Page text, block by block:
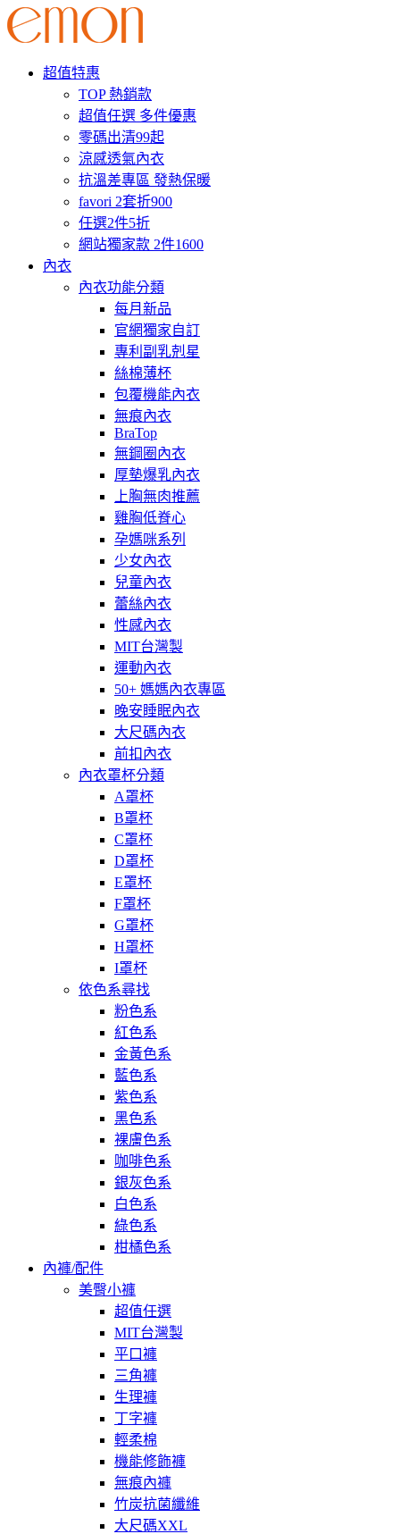
超值特惠
TOP 熱銷款
超值任選 多件優惠
零碼出清99起
涼感透氣內衣
抗溫差專區 發熱保暖
favori 2套折900
任選2件5折
網站獨家款 2件1600
內衣
內衣功能分類
每月新品
官網獨家自訂
專利副乳剋星
絲棉薄杯
包覆機能內衣
無痕內衣
BraTop
無鋼圈內衣
厚墊爆乳內衣
上胸無肉推薦
雞胸低脊心
孕媽咪系列
少女內衣
兒童內衣
蕾絲內衣
性感內衣
MIT台灣製
運動內衣
50+ 媽媽內衣專區
晚安睡眠內衣
大尺碼內衣
前扣內衣
內衣罩杯分類
A罩杯
B罩杯
C罩杯
D罩杯
E罩杯
F罩杯
G罩杯
H罩杯
I罩杯
依色系尋找
粉色系
紅色系
金黃色系
藍色系
紫色系
黑色系
裸膚色系
咖啡色系
銀灰色系
白色系
綠色系
柑橘色系
內褲/配件
美臀小褲
超值任選
MIT台灣製
平口褲
三角褲
生理褲
丁字褲
輕柔棉
機能修飾褲
無痕內褲
竹炭抗菌纖維
大尺碼XXL